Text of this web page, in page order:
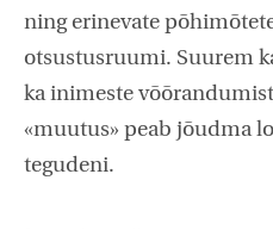
ning erinevate
otsustusruumi. Suurem
ka inimeste
«muutus» peab jõudma
tegudeni.